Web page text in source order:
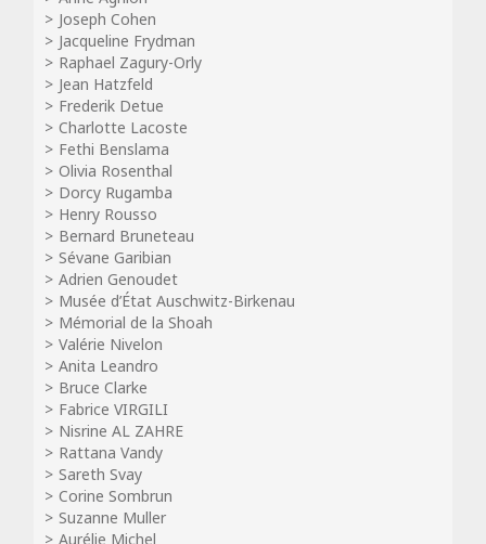
Joseph Cohen
Jacqueline Frydman
Raphael Zagury-Orly
Jean Hatzfeld
Frederik Detue
Charlotte Lacoste
Fethi Benslama
Olivia Rosenthal
Dorcy Rugamba
Henry Rousso
Bernard Bruneteau
Sévane Garibian
Adrien Genoudet
Musée d’État Auschwitz-Birkenau
Mémorial de la Shoah
Valérie Nivelon
Anita Leandro
Bruce Clarke
Fabrice VIRGILI
Nisrine AL ZAHRE
Rattana Vandy
Sareth Svay
Corine Sombrun
Suzanne Muller
Aurélie Michel